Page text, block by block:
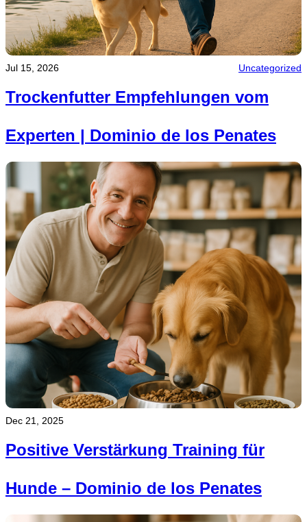
Jul 15, 2026 Uncategorized
Trockenfutter Empfehlungen vom
Experten | Dominio de los Penates
Dec 21, 2025
Positive Verstärkung Training für
Hunde – Dominio de los Penates